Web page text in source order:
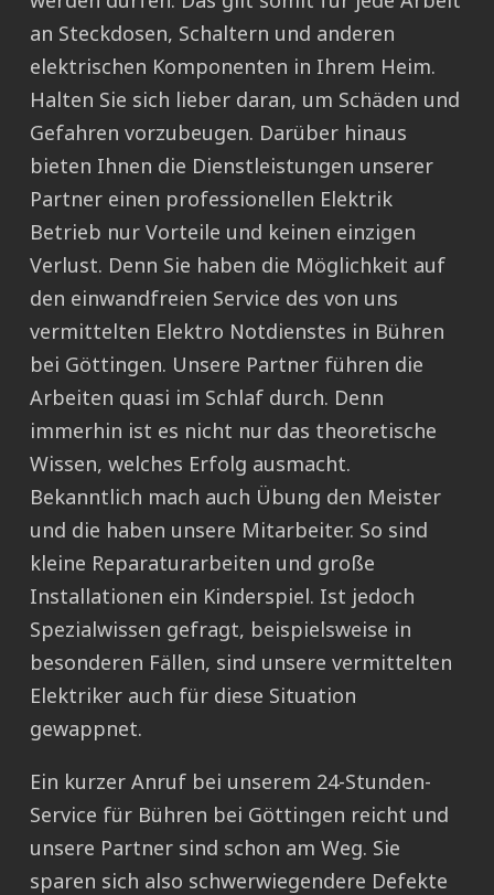
an Steckdosen, Schaltern und anderen
elektrischen Komponenten in Ihrem Heim.
Halten Sie sich lieber daran, um Schäden und
Gefahren vorzubeugen. Darüber hinaus
bieten Ihnen die Dienstleistungen unserer
Partner einen professionellen Elektrik
Betrieb nur Vorteile und keinen einzigen
Verlust. Denn Sie haben die Möglichkeit auf
den einwandfreien Service des von uns
vermittelten Elektro Notdienstes in Bühren
bei Göttingen. Unsere Partner führen die
Arbeiten quasi im Schlaf durch. Denn
immerhin ist es nicht nur das theoretische
Wissen, welches Erfolg ausmacht.
Bekanntlich mach auch Übung den Meister
und die haben unsere Mitarbeiter. So sind
kleine Reparaturarbeiten und große
Installationen ein Kinderspiel. Ist jedoch
Spezialwissen gefragt, beispielsweise in
besonderen Fällen, sind unsere vermittelten
Elektriker auch für diese Situation
gewappnet.
Ein kurzer Anruf bei unserem 24-Stunden-
Service für Bühren bei Göttingen reicht und
unsere Partner sind schon am Weg. Sie
sparen sich also schwerwiegendere Defekte